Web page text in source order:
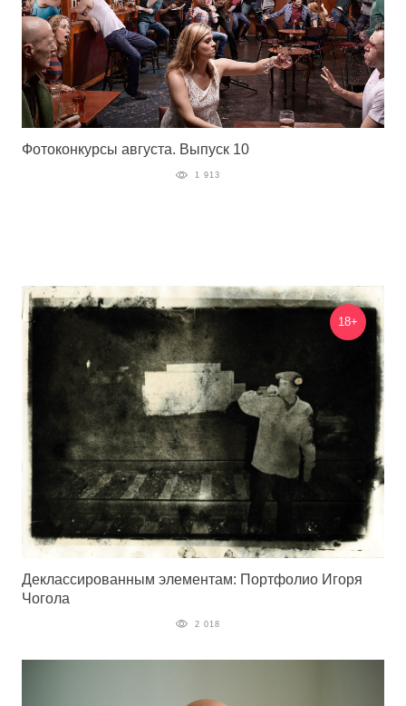
Фотоконкурсы августа. Выпуск 10
1 913
18+
Деклассированным элементам: Портфолио Игоря
Чогола
2 018